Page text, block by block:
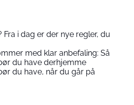
Fra i dag er der nye regler, du
med klar anbefaling: Så
du have derhjemme
du have, når du går på